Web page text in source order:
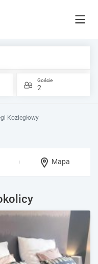
Goście
2
Koziegłowy
Mapa